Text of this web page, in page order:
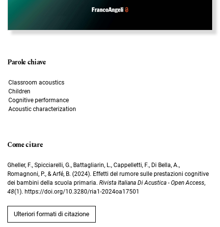
Parole chiave
Classroom acoustics
Children
Cognitive performance
Acoustic characterization
Come citare
Gheller, F., Spicciarelli, G., Battagliarin, L., Cappelletti, F., Di Bella, A.,
Romagnoni, P., & Arfé, B. (2024). Effetti del rumore sulle prestazioni cognitive
dei bambini della scuola primaria. Rivista Italiana Di Acustica - Open Access,
48(1). https://doi.org/10.3280/ria1-2024oa17501
Ulteriori formati di citazione